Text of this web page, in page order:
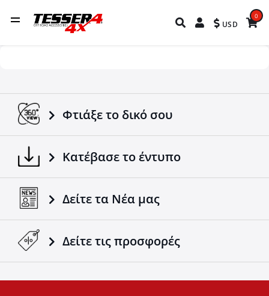
USD
0
Φτιάξε το δικό σου
Κατέβασε το έντυπο
Δείτε τα Νέα μας
Δείτε τις προσφορές